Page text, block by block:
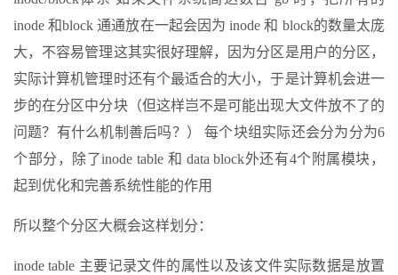
inode 和block 通通放在一起会因为 inode 和 block的数量太庞
大，不容易管理这其实很好理解，因为分区是用户的分区，
实际计算机管理时还有个最适合的大小，于是计算机会进一
步的在分区中分块（但这样岂不是可能出现大文件放不了的
问题？有什么机制善后吗？） 每个块组实际还会分为分为6
个部分，除了inode table 和 data block外还有4个附属模块，
起到优化和完善系统性能的作用
所以整个分区大概会这样划分：
inode table 主要记录文件的属性以及该文件实际数据是放置